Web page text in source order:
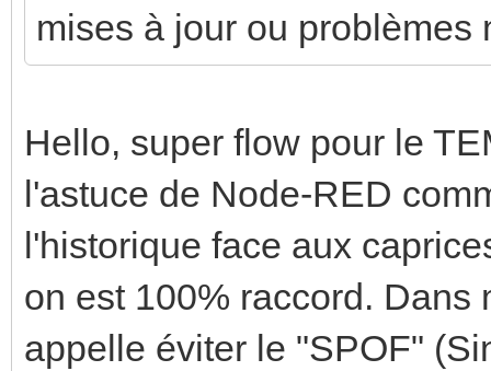
mises à jour ou problèmes
Hello, super flow pour le
l'astuce de Node-RED
l'historique face aux
on est 100% raccord. Dans
appelle éviter le "SPOF"